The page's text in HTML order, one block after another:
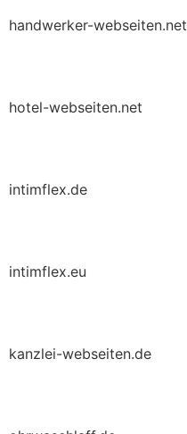
handwerker-webseiten.net
hotel-webseiten.net
intimflex.de
intimflex.eu
kanzlei-webseiten.de